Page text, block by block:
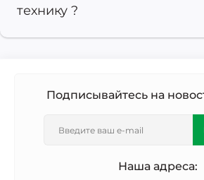
технику ?
Подписывайтесь на
Наша адреса: